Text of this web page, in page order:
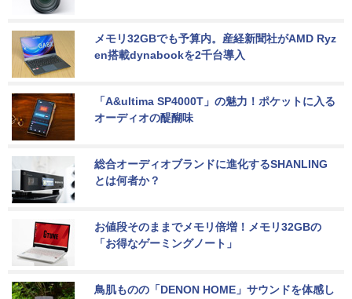
メモリ32GBでも予算内。産経新聞社がAMD Ryz
en搭載dynabookを2千台導入
「A&ultima SP4000T」の魅力！ポケットに入る
オーディオの醍醐味
総合オーディオブランドに進化するSHANLING
とは何者か？
お値段そのままでメモリ倍増！メモリ32GBの
「お得なゲーミングノート」
鳥肌ものの「DENON HOME」サウンドを体感し